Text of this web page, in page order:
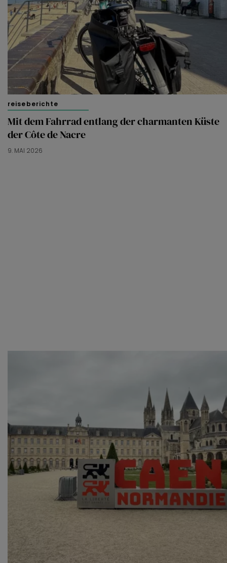
reiseberichte
Mit dem Fahrrad entlang der charmanten Küste
der Côte de Nacre
9. MAI 2026